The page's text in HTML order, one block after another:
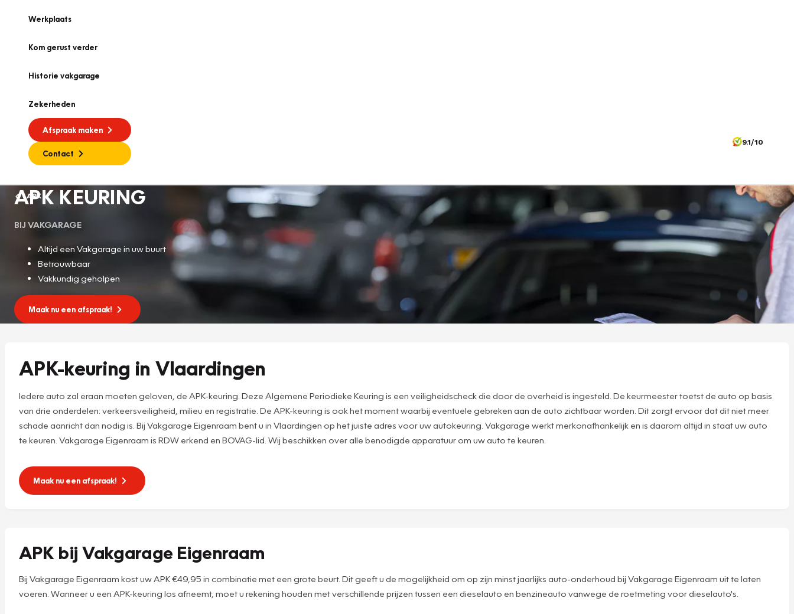
Werkplaats
Kom gerust verder
Historie vakgarage
Zekerheden
Afspraak maken
Contact
9.1/10
APK
APK KEURING
BIJ VAKGARAGE
Altijd een Vakgarage in uw buurt
Betrouwbaar
Vakkundig geholpen
Maak nu een afspraak!
APK-keuring in Vlaardingen
Iedere auto zal eraan moeten geloven, de APK-keuring. Deze Algemene Periodieke Keuring is een veiligheidscheck die door de overheid is ingesteld. De keurmeester toetst de auto op basis
van drie onderdelen: verkeersveiligheid, milieu en registratie. De APK-keuring is ook het moment waarbij eventuele gebreken aan de auto zichtbaar worden. Dit zorgt ervoor dat dit niet meer
schade aanricht dan nodig is. Bij Vakgarage Eigenraam bent u in Vlaardingen op het juiste adres voor uw autokeuring. Vakgarage werkt merkonafhankelijk en is daarom altijd in staat uw auto
te keuren. Vakgarage Eigenraam is RDW erkend en BOVAG-lid. Wij beschikken over alle benodigde apparatuur om uw auto te keuren.
Maak nu een afspraak!
APK bij Vakgarage Eigenraam
Bij Vakgarage Eigenraam kost uw APK €49,95 in combinatie met een grote beurt. Dit geeft u de mogelijkheid om op zijn minst jaarlijks auto-onderhoud bij Vakgarage Eigenraam uit te laten
voeren. Wanneer u een APK-keuring los afneemt, moet u rekening houden met verschillende prijzen tussen een dieselauto en benzineauto vanwege de roetmeting voor dieselauto's.